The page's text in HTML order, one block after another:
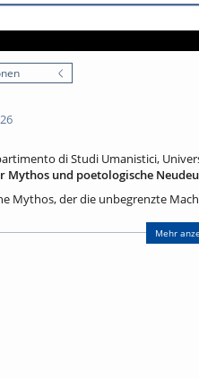
di Studi Umanistici,
Mythos und poetologische
Mythos, der die unbegrenzte
den mythischen Ur-Sänger in
des antiken Orpheus-Mythos in
Mehr